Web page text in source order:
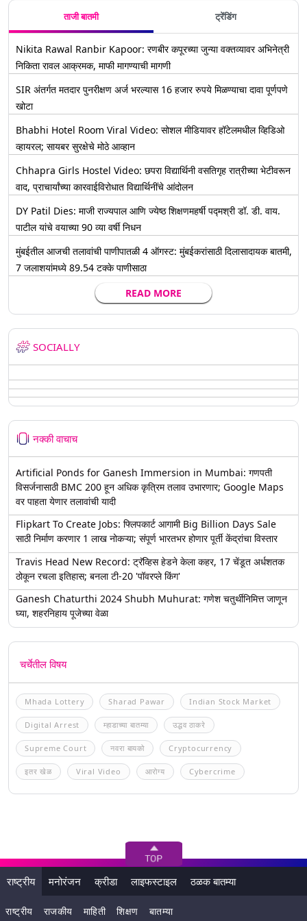
ताजी बातमी ट्रेंडिंग
Nikita Rawal Ranbir Kapoor: रणबीर कपूरच्या जुन्या वक्तव्यावर अभिनेत्री
निकिता रावल आक्रमक, माफी मागण्याची मागणी
SIR अंतर्गत मतदार पुनरीक्षण अर्ज भरल्यास 16 हजार रुपये मिळण्याचा दावा पूर्णपणे
खोटा
Bhabhi Hotel Room Viral Video: सोशल मीडियावर हॉटेलमधील व्हिडिओ
व्हायरल; सायबर सुरक्षेचे मोठे आव्हान
Chhapra Girls Hostel Video: छपरा विद्यार्थिनी वसतिगृह रात्रीच्या भेटीवरून
वाद, प्राचार्यांच्या कारवाईविरोधात विद्यार्थिनींचे आंदोलन
DY Patil Dies: माजी राज्यपाल आणि ज्येष्ठ शिक्षणमहर्षी पद्मश्री डॉ. डी. वाय.
पाटील यांचे वयाच्या 90 व्या वर्षी निधन
मुंबईतील आजची तलावांची पाणीपातळी 4 ऑगस्ट: मुंबईकरांसाठी दिलासादायक बातमी,
7 जलाशयांमध्ये 89.54 टक्के पाणीसाठा
READ MORE
SOCIALLY
नक्की वाचाच
Artificial Ponds for Ganesh Immersion in Mumbai: गणपती
विसर्जनासाठी BMC 200 हून अधिक कृत्रिम तलाव उभारणार; Google Maps
वर पाहता येणार तलावांची यादी
Flipkart To Create Jobs: फ्लिपकार्ट आगामी Big Billion Days Sale
साठी निर्माण करणार 1 लाख नोकऱ्या; संपूर्ण भारतभर होणार पूर्ती केंद्रांचा विस्तार
Travis Head New Record: ट्रॅव्हिस हेडने केला कहर, 17 चेंडूत अर्धशतक
ठोकून रचला इतिहास; बनला टी-20 'पॉवरप्ले किंग'
Ganesh Chaturthi 2024 Shubh Muhurat: गणेश चतुर्थीनिमित्त जाणून
घ्या, शहरनिहाय पूजेच्या वेळा
चर्चेतील विषय
Mhada Lottery Sharad Pawar Indian Stock Market
Digital Arrest म्हाडाच्या बातम्या उद्धव ठाकरे
Supreme Court नवरा बायको Cryptocurrency
इतर खेळ Viral Video आरोग्य Cybercrime
राष्ट्रीय मनोरंजन क्रीडा लाइफस्टाइल ठळक बातम्या
राष्ट्रीय राजकीय माहिती शिक्षण बातम्या